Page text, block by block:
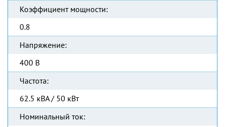
Коэффициент мощности:
0.8
Напряжение:
400 В
Частота:
62.5 кВА / 50 кВт
Номинальный ток: